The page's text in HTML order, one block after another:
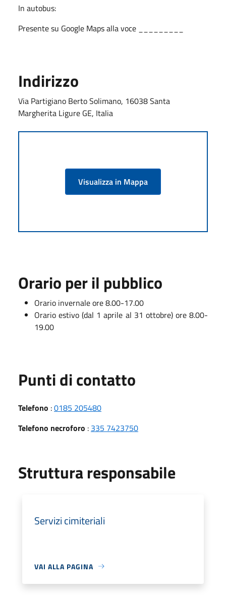
In autobus:
Presente su Google Maps alla voce _________
Indirizzo
Via Partigiano Berto Solimano, 16038 Santa
Margherita Ligure GE, Italia
Visualizza in Mappa
Orario per il pubblico
Orario invernale ore 8.00-17.00
Orario estivo (dal 1 aprile al 31 ottobre) ore 8.00-
19.00
Punti di contatto
Telefono :0185 205480
Telefono necroforo : 335 7423750
Struttura responsabile
Servizi cimiteriali
VAI ALLA PAGINA